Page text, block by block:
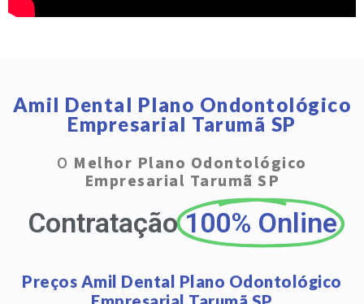
Amil Dental Plano Ondontológico
Empresarial Tarumã SP
O Melhor Plano Odontológico
Empresarial Tarumã SP
Contratação 100% Online
Preços Amil Dental Plano Odontológico